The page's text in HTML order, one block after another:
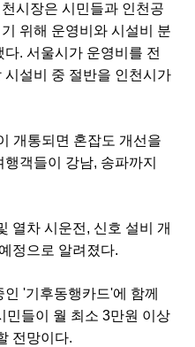
시장은 시민들과 인천공
위해 운영비와 시설비 분
. 서울시가 운영비를 전
설비 중 절반을 인천시가
개통되면 혼잡도 개선을
객들이 강남, 송파까지
열차 시운전, 신호 설비 개
정으로 알려졌다.
'기후동행카드'에 함께
민들이 월 최소 3만원 이상
전망이다.